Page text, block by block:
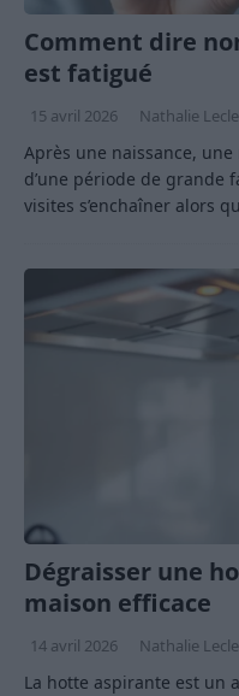
Comment dire
est fatigué
15 avril 2026 Nathalie
Après une naissance,
d’une période de grande
visites s’enchaîner alors
Dégraisser une
maison efficace
14 avril 2026 Nathalie
La hotte aspirante est un